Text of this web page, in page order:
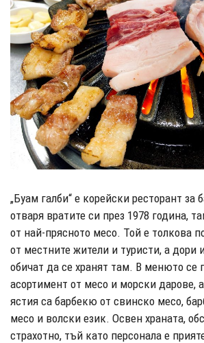
„Буам галби“ е корейски ресторант за
отваря вратите си през 1978 година,
от най-прясното месо. Той е толкова
от местните жители и туристи, а дори
обичат да се хранят там. В менюто се
асортимент от месо и морски дарове,
ястия са барбекю от свинско месо,
месо и волски език. Освен храната,
страхотно, тъй като персонала е